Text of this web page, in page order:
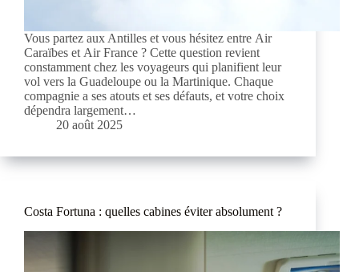
Vous partez aux Antilles et vous hésitez entre Air
Caraïbes et Air France ? Cette question revient
constamment chez les voyageurs qui planifient leur
vol vers la Guadeloupe ou la Martinique. Chaque
compagnie a ses atouts et ses défauts, et votre choix
dépendra largement…
20 août 2025
Costa Fortuna : quelles cabines éviter absolument ?